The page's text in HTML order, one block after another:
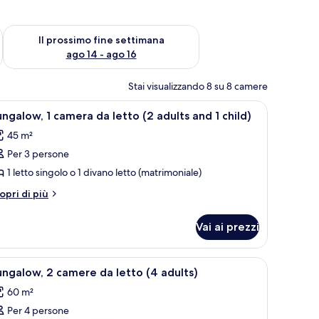
ago 7 - ago 9
Il prossimo fine settimana
ago 14 - ago 16
Verifica la disponibilità per il prossimo fine settimana, ago 14
Stai visualizzando 8 su 8 camere
(gratuiti), lenzuola 1 camera, una scrivania, culle/letti per
15 1 camera da letto (2 adults and 1 child)
45 m²
Per 3 persone
1 letto singolo o 1 divano letto (matrimoniale)
di più
Vai ai prezzi
(gratuiti), lenzuola 1 camera, una scrivania, culle/letti per
15 2 camere da letto (4 adults)
60 m²
Per 4 persone